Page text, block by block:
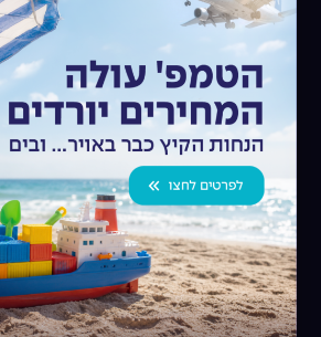
מדיניות פרטיות
יצירת קשר
פרידנזון שרותים
פארק נמלי ישראל,
072-264-2601
פרידנזון אייר & אושיין
רחוב המצודה 31, אזור, 5800174
072-264-2222
סניף באר-שבע